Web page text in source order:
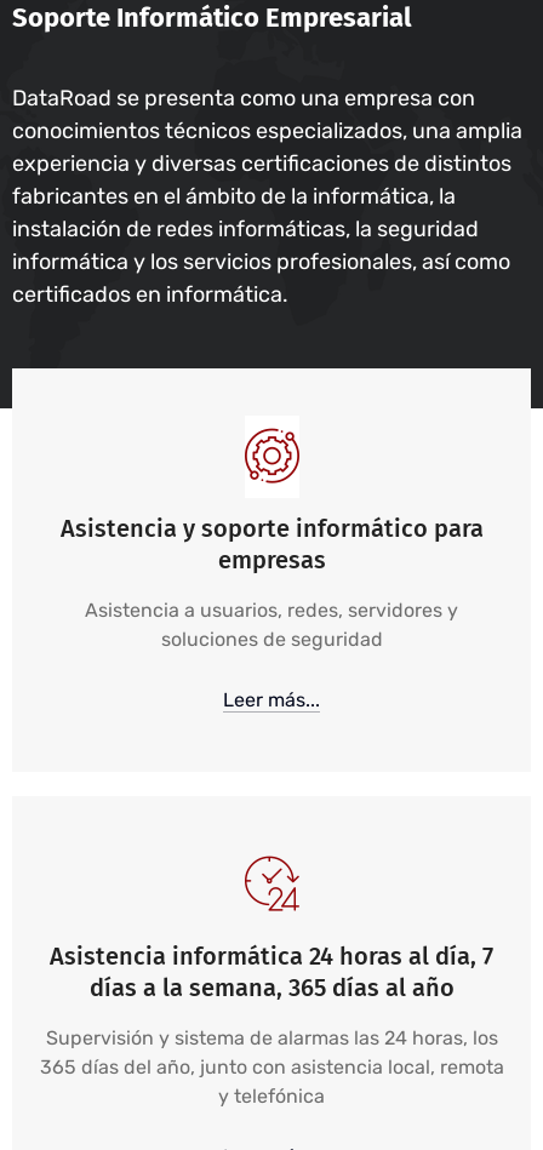
Soporte Informático Empresarial
DataRoad se presenta como una empresa con
conocimientos técnicos especializados, una amplia
experiencia y diversas certificaciones de distintos
fabricantes en el ámbito de la informática, la
instalación de redes informáticas, la seguridad
informática y los servicios profesionales, así como
certificados en informática.
Asistencia y soporte informático para
empresas
Asistencia a usuarios, redes, servidores y
soluciones de seguridad
Leer más...
Asistencia informática 24 horas al día, 7
días a la semana, 365 días al año
Supervisión y sistema de alarmas las 24 horas, los
365 días del año, junto con asistencia local, remota
y telefónica